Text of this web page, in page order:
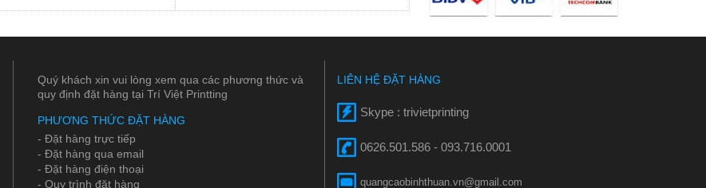
Quý khách xin vui lòng xem qua các phương thức và
quy định đặt hàng tại Trí Việt Printting
PHƯƠNG THỨC ĐẶT HÀNG
- Đặt hàng trực tiếp
- Đặt hàng qua email
- Đặt hàng điện thoại
- Quy trình đặt hàng
LIÊN HỆ ĐẶT HÀNG
Skype : trivietprinting
0626.501.586 - 093.716.0001
quangcaobinhthuan.vn@gmail.com